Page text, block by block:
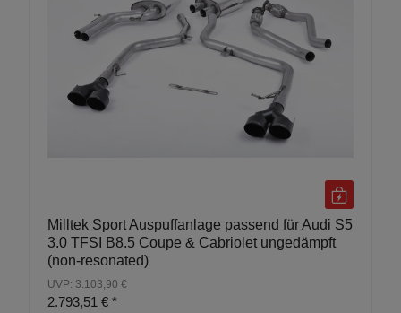
Milltek Sport Auspuffanlage passend für Audi S5
3.0 TFSI B8.5 Coupe & Cabriolet ungedämpft
(non-resonated)
UVP: 3.103,90 €
2.793,51 € *